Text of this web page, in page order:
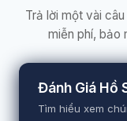
Trả lời một vài
miễn phí, bảo
Đánh Giá Hồ
Tìm hiểu xem